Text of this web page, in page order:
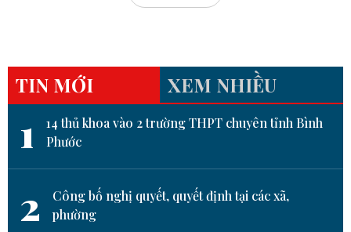
TIN MỚI XEM NHIỀU
1
14 thủ khoa vào 2 trường THPT chuyên tỉnh Bình
Phước
2
Công bố nghị quyết, quyết định tại các xã,
phường